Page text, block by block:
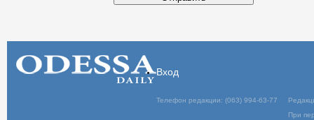
Вход
Телефон редакции: (063) 994-63-77
При